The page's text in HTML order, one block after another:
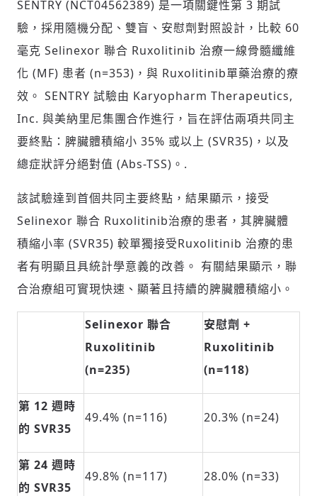
SENTRY (NCT04562389) 是一項關鍵性第 3 期試
驗，採用隨機分配、雙盲、安慰劑對照設計，比較 60
毫克 Selinexor 聯合 Ruxolitinib 治療一線骨髓纖維
化 (MF) 患者 (n=353)，與 Ruxolitinib單藥治療的療
效。 SENTRY 試驗由 Karyopharm Therapeutics,
Inc. 與美納里尼集團合作進行，旨在評估兩項共同主
要終點：脾臟體積縮小 35% 或以上 (SVR35)，以及
總症狀評分絕對值 (Abs-TSS)。.
該試驗達到首個共同主要終點，結果顯示，接受
Selinexor 聯合 Ruxolitinib治療的患者，其脾臟體
積縮小率 (SVR35) 較單獨接受Ruxolitinib 治療的患
者有明顯且具統計學意義的改善。 有關結果顯示，聯
合治療組可實現快速、顯著且持續的脾臟體積縮小。
Selinexor 聯合
Ruxolitinib
(n=235)
安慰劑 +
Ruxolitinib
(n=118)
第 12 週時
的 SVR35
49.4% (n=116) 20.3% (n=24)
第 24 週時
的 SVR35
49.8% (n=117) 28.0% (n=33)